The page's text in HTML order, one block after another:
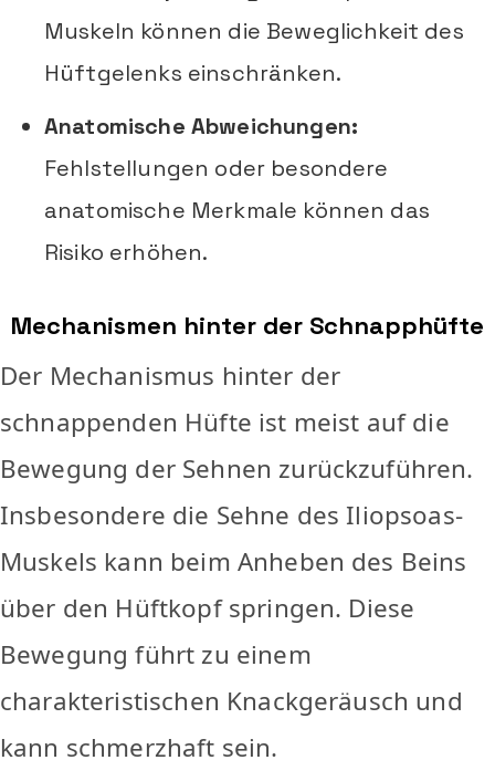
Muskeln können die Beweglichkeit des
Hüftgelenks einschränken.
Anatomische Abweichungen:
Fehlstellungen oder besondere
anatomische Merkmale können das
Risiko erhöhen.
Mechanismen hinter der Schnapphüfte
Der Mechanismus hinter der
schnappenden Hüfte ist meist auf die
Bewegung der Sehnen zurückzuführen.
Insbesondere die Sehne des Iliopsoas-
Muskels kann beim Anheben des Beins
über den Hüftkopf springen. Diese
Bewegung führt zu einem
charakteristischen Knackgeräusch und
kann schmerzhaft sein.